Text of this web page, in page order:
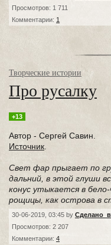
Просмотров: 1 711
Комментарии: 1
Творческие истории
Про русалку
+13
Автор - Сергей Савин.
Источник
Свет фар прыгает по
дальний, в этой глуши
конус утыкается в
рощицы, как острова в
30-06-2019, 03:45 by
Просмотров: 2 207
Комментарии: 4